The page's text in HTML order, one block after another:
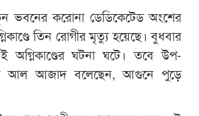
ভবনের করোনা ডেডিকেটেড অংশের
তিন রোগীর মৃত্যু হয়েছে। বুধবার
অগ্নিকাণ্ডের ঘটনা ঘটে। তবে উপ-
আল আজাদ বলেছেন, আগুনে পুড়ে